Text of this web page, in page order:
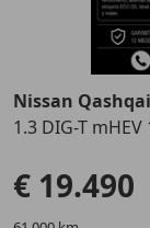
Anterior
Nissan Qashqai
1.3 DIG-T
€ 19.490